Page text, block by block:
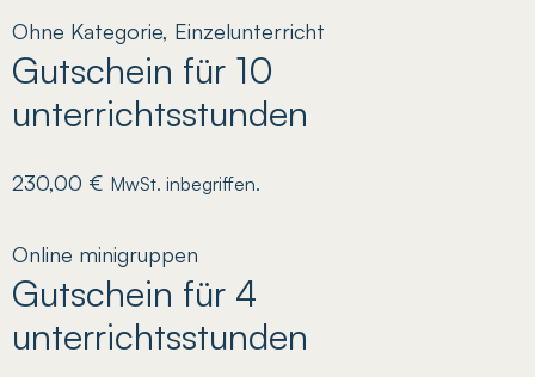
Ohne Kategorie, Einzelunterricht
Gutschein für 10
unterrichtsstunden
230,00 € MwSt. inbegriffen.
Online minigruppen
Gutschein für 4
unterrichtsstunden